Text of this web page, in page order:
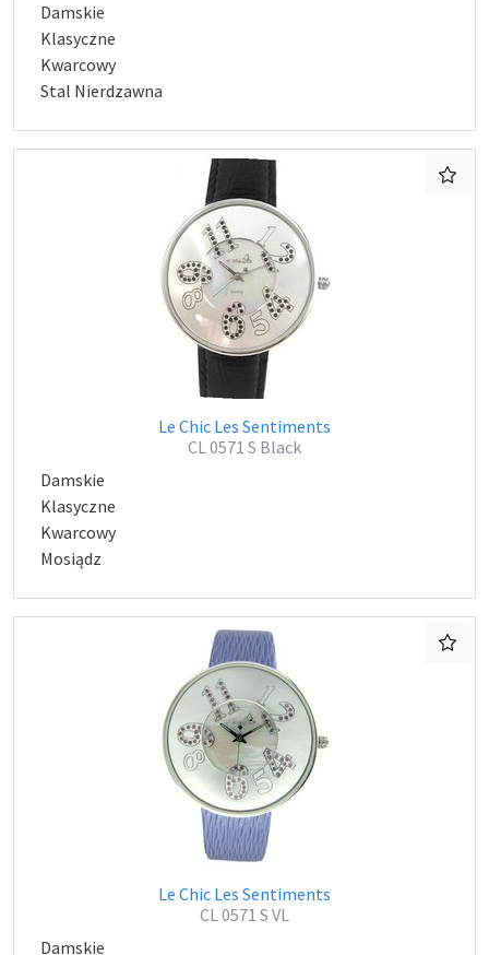
Damskie
Klasyczne
Kwarcowy
Stal Nierdzawna
Le Chic Les Sentiments
CL 0571 S Black
Damskie
Klasyczne
Kwarcowy
Mosiądz
Le Chic Les Sentiments
CL 0571 S VL
Damskie